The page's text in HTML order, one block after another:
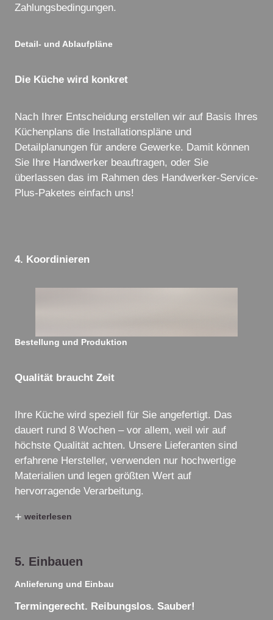
Zahlungsbedingungen.
Detail- und Ablaufpläne
Die Küche wird konkret
Nach Ihrer Entscheidung erstellen wir auf Basis Ihres
Küchenplans die Installationspläne und
Detailplanungen für andere Gewerke. Damit können
Sie Ihre Handwerker beauftragen, oder Sie
überlassen das im Rahmen des Handwerker-Service-
Plus-Paketes einfach uns!
4. Koordinieren
Bestellung und Produktion
Qualität braucht Zeit
Ihre Küche wird speziell für Sie angefertigt. Das
dauert rund 8 Wochen – vor allem, weil wir auf
höchste Qualität achten. Unsere Lieferanten sind
erfahrene Hersteller, verwenden nur hochwertige
Materialien und legen größten Wert auf
hervorragende Verarbeitung.
+ weiterlesen
5. Einbauen
Anlieferung und Einbau
Termingerecht. Reibungslos. Sauber!